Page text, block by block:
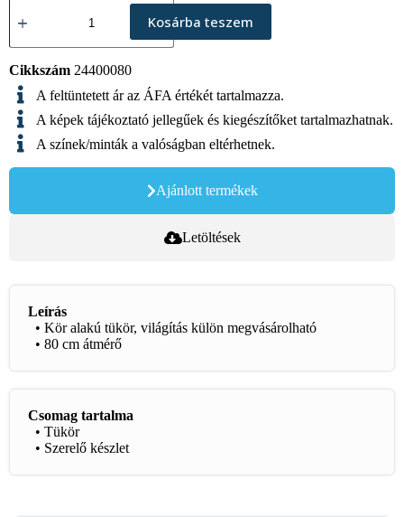
Kosárba teszem
Cikkszám 24400080
A feltüntetett ár az ÁFA értékét tartalmazza.
A képek tájékoztató jellegűek és kiegészítőket tartalmazhatnak.
A színek/minták a valóságban eltérhetnek.
Ajánlott termékek
Letöltések
Leírás
• Kör alakú tükör, világítás külön megvásárolható
• 80 cm átmérő
Csomag tartalma
• Tükör
• Szerelő készlet